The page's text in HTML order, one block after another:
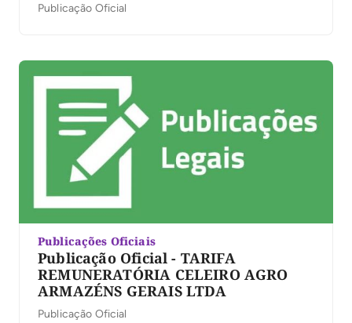
Publicação Oficial
Publicações Oficiais
Publicação Oficial - TARIFA
REMUNERATÓRIA CELEIRO AGRO
ARMAZÉNS GERAIS LTDA
Publicação Oficial